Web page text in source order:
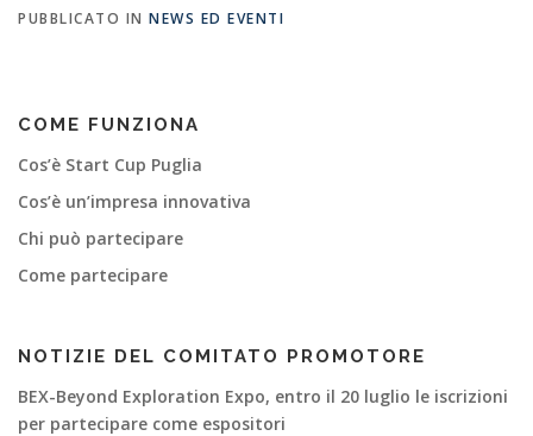
PUBBLICATO IN NEWS ED EVENTI
COME FUNZIONA
Cos’è Start Cup Puglia
Cos’è un’impresa innovativa
Chi può partecipare
Come partecipare
NOTIZIE DEL COMITATO PROMOTORE
BEX-Beyond Exploration Expo, entro il 20 luglio le iscrizioni
per partecipare come espositori